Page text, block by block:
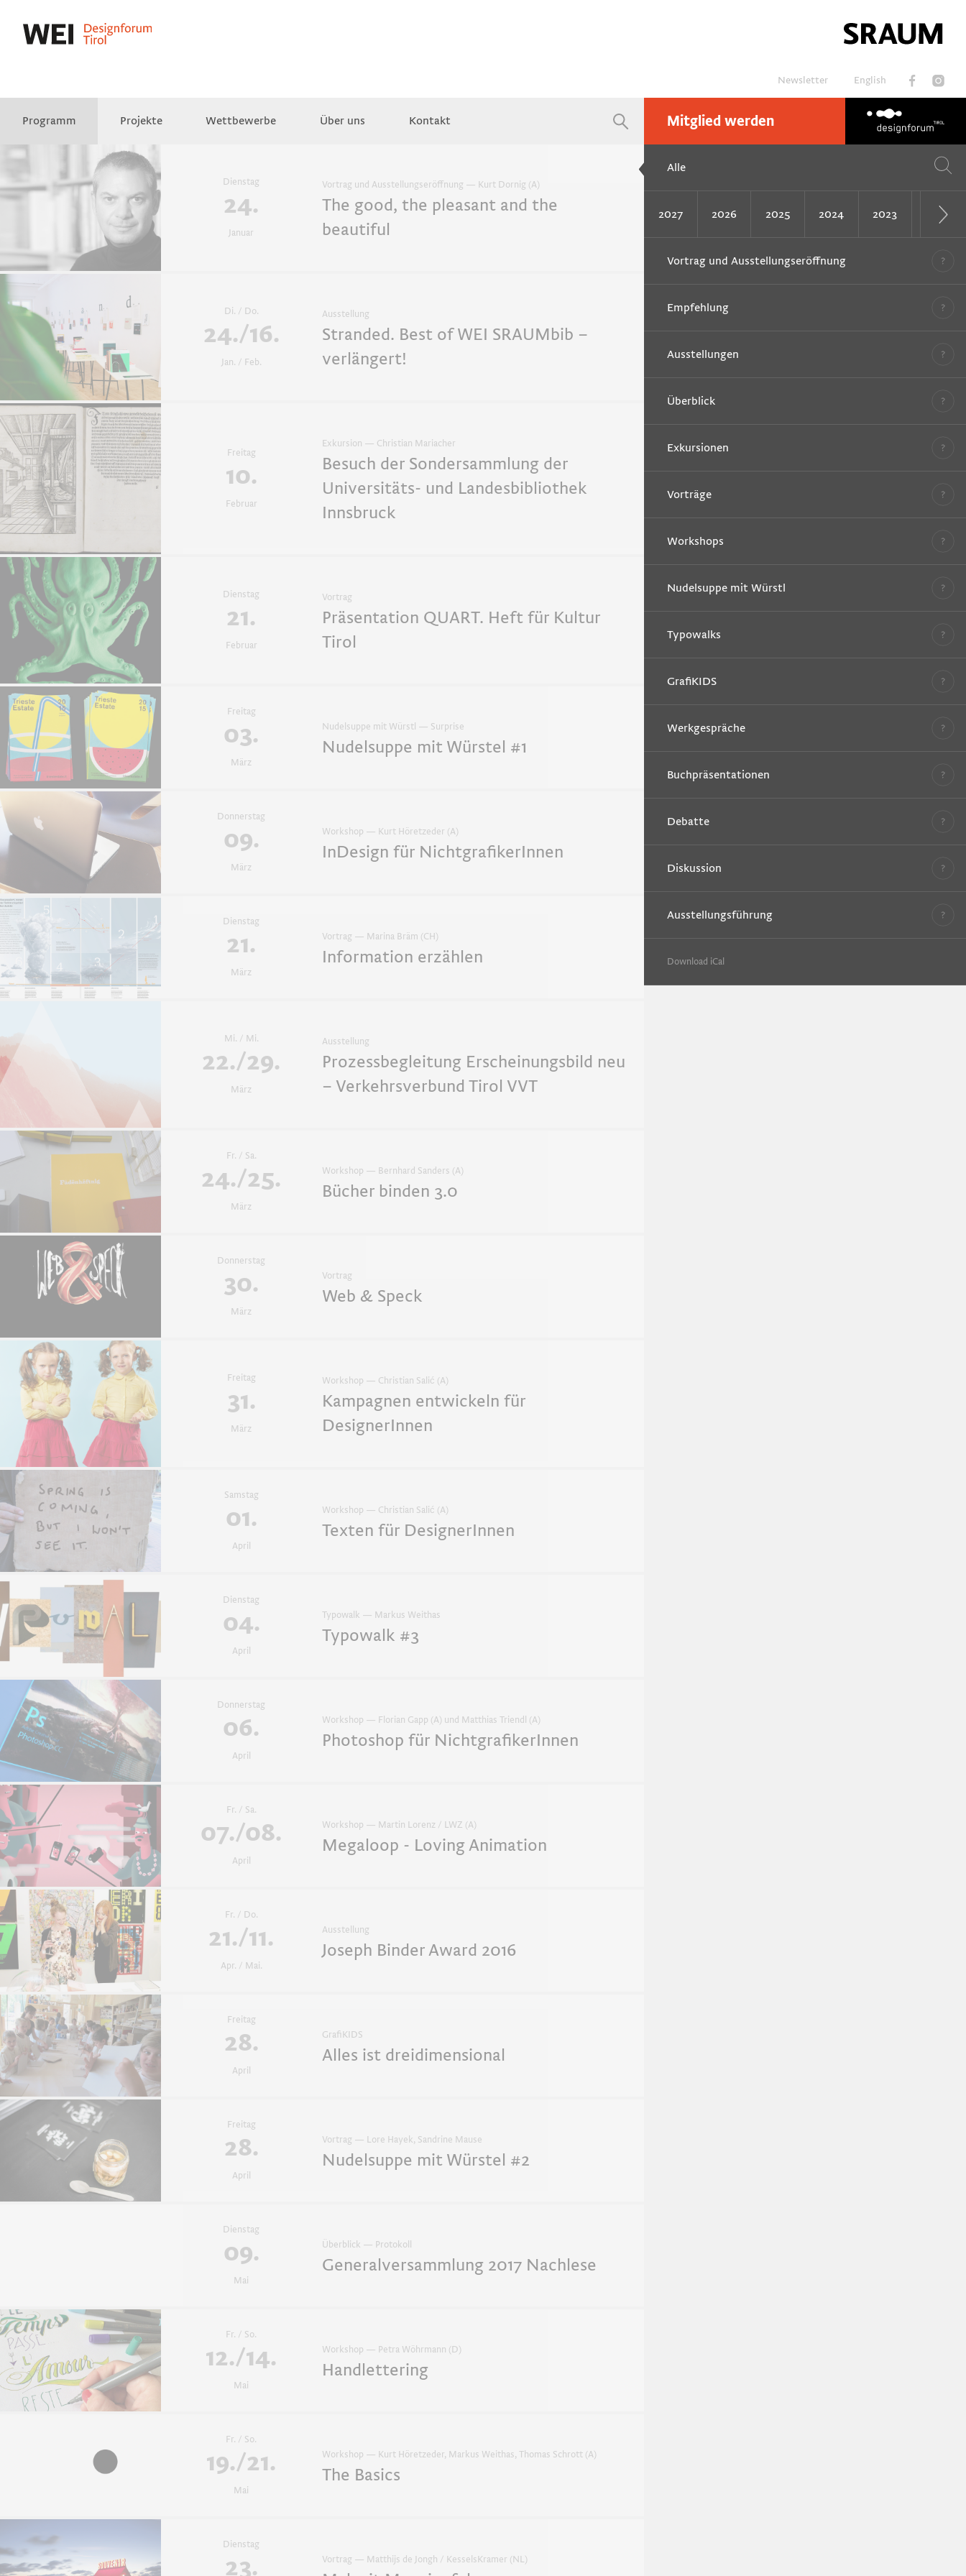
Newsletter English
Programm Projekte Wettbewerbe Über uns Kontakt Mitglied werden
Empfehlungen Suchen
Alle
2027 2026 2025 2024 2023 2022
Vortrag und Ausstellungseröffnung
Empfehlung
Ausstellungen
Überblick
Exkursionen
Vorträge
Workshops
Nudelsuppe mit Würstl
Typowalks
GrafiKIDS
Werkgespräche
Buchpräsentationen
Debatte
Diskussion
Ausstellungsführung
Download iCal
Dienstag
24.
Januar
Vortrag und Ausstellungseröffnung — Kurt Dornig (A)
The good, the pleasant and the
beautiful
Di. / Do.
24./16.
Jan. / Feb.
Ausstellung
Stranded. Best of WEI SRAUMbib –
verlängert!
Freitag
10.
Februar
Exkursion — Christian Mariacher
Besuch der Sondersammlung der
Universitäts- und Landesbibliothek
Innsbruck
Dienstag
21.
Februar
Vortrag
Präsentation QUART. Heft für Kultur
Tirol
Freitag
03.
März
Nudelsuppe mit Würstl — Surprise
Nudelsuppe mit Würstel #1
Donnerstag
09.
März
Workshop — Kurt Höretzeder (A)
InDesign für NichtgrafikerInnen
Dienstag
21.
März
Vortrag — Marina Bräm (CH)
Information erzählen
Mi. / Mi.
22./29.
März
Ausstellung
Prozessbegleitung Erscheinungsbild neu
– Verkehrsverbund Tirol VVT
Fr. / Sa.
24./25.
März
Workshop — Bernhard Sanders (A)
Bücher binden 3.0
Donnerstag
30.
März
Vortrag
Web & Speck
Freitag
31.
März
Workshop — Christian Salić (A)
Kampagnen entwickeln für
DesignerInnen
Samstag
01.
April
Workshop — Christian Salić (A)
Texten für DesignerInnen
Dienstag
04.
April
Typowalk — Markus Weithas
Typowalk #3
Donnerstag
06.
April
Workshop — Florian Gapp (A) und Matthias Triendl (A)
Photoshop für NichtgrafikerInnen
Fr. / Sa.
07./08.
April
Workshop — Martin Lorenz / LWZ (A)
Megaloop - Loving Animation
Fr. / Do.
21./11.
Apr. / Mai.
Ausstellung
Joseph Binder Award 2016
Freitag
28.
April
GrafiKIDS
Alles ist dreidimensional
Freitag
28.
April
Vortrag — Lore Hayek, Sandrine Mause
Nudelsuppe mit Würstel #2
Dienstag
09.
Mai
Überblick — Protokoll
Generalversammlung 2017 Nachlese
Fr. / So.
12./14.
Mai
Workshop — Petra Wöhrmann (D)
Handlettering
Fr. / So.
19./21.
Mai
Workshop — Kurt Höretzeder, Markus Weithas, Thomas Schrott (A)
The Basics
Dienstag
23. Vortrag — Matthijs de Jongh / KesselsKramer (NL)